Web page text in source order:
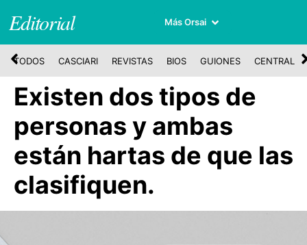
Editorial Más Orsai
TODOS CASCIARI REVISTAS BIOS GUIONES CENTRAL
Existen dos tipos de
personas y ambas
están hartas de que las
clasifiquen.